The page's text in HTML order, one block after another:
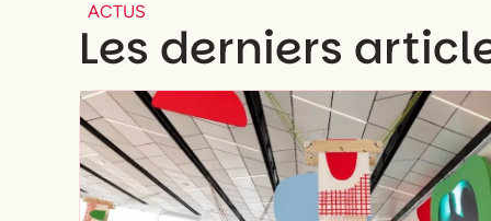
ACTUS
Les derniers